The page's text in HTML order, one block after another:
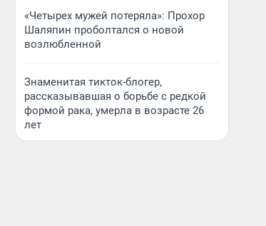
«Четырех мужей потеряла»: Прохор
Шаляпин проболтался о новой
возлюбленной
Знаменитая тикток-блогер,
рассказывавшая о борьбе с редкой
формой рака, умерла в возрасте 26
лет